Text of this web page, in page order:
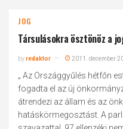
JOG
Társulásokra ösztönöz a
byredaktor 2011. december
„ Az Országgyűlés hétfőn
fogadta el az új
átrendezi az állam és az
hatáskörmegosztást. A